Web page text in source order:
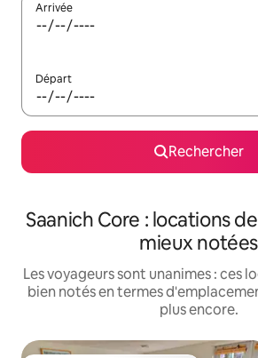
Arrivée
Départ
Rechercher
Saanich Core : locations
mieux notées
Les voyageurs sont unanimes : ces
bien notés en termes
plus encore.